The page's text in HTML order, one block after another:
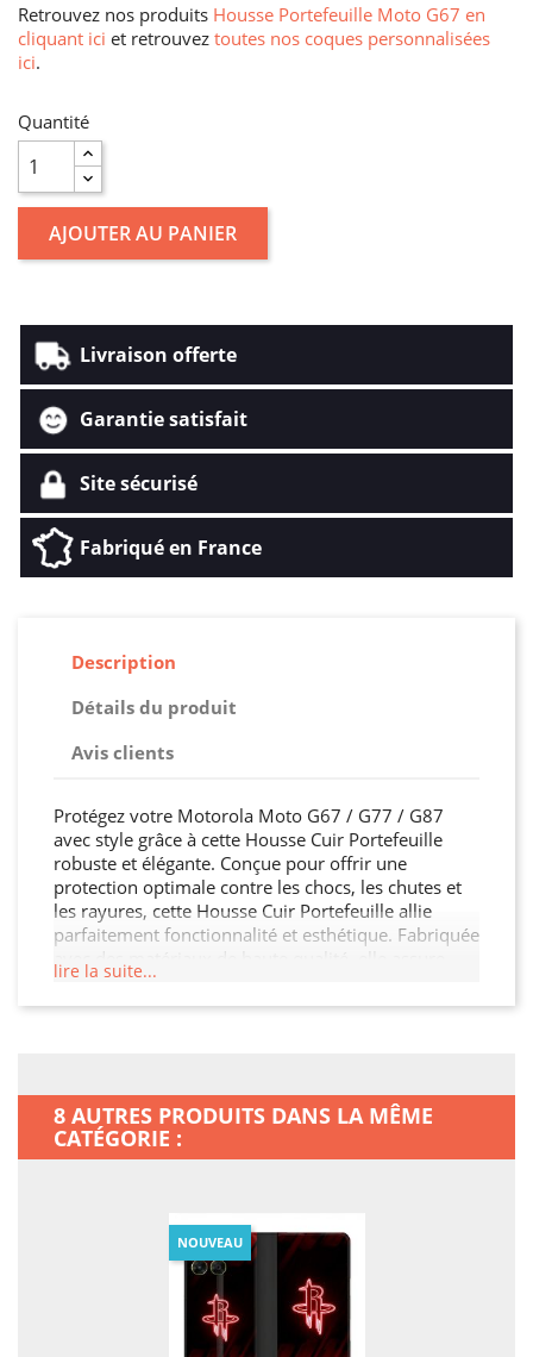
Retrouvez nos produits Housse Portefeuille Moto G67 en
cliquant ici et retrouvez toutes nos coques personnalisées
ici.
Quantité
AJOUTER AU PANIER
Livraison offerte
Garantie satisfait
Site sécurisé
Fabriqué en France
Description
Détails du produit
Avis clients
Protégez votre Motorola Moto G67 / G77 / G87
avec style grâce à cette Housse Cuir Portefeuille
robuste et élégante. Conçue pour offrir une
protection optimale contre les chocs, les chutes et
les rayures, cette Housse Cuir Portefeuille allie
parfaitement fonctionnalité et esthétique. Fabriquée
une durabilité exceptionnelle tout en restant légère
et facile à manipuler. Son design moderne et raffiné
G67 / G77 / G87 sans protection, offrez-lui la
sécurité qu'il mérite !
lire la suite...
8 AUTRES PRODUITS DANS LA MÊME
CATÉGORIE :
NOUVEAU